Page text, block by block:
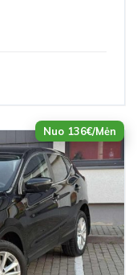
Nuo 136€/Mėn